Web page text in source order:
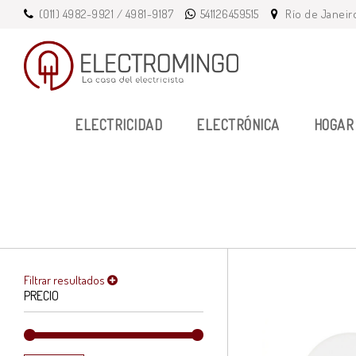
(011) 4982-9921 / 4981-9187 541126459515 Río de
ELECTRICIDAD ELECTRÓNICA
Filtrar resultados
PRECIO